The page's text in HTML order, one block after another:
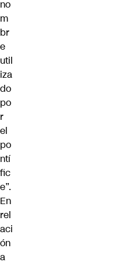
no
m
br
e
util
iza
do
po
r
el
po
ntí
fic
e”.
En
rel
aci
ón
a